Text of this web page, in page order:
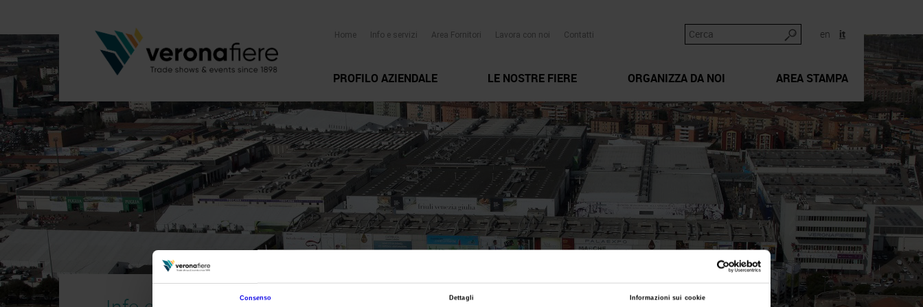
Consenso Dettagli Informazioni sui cookie
en it
Home Info e servizi Area Fornitori Lavora con noi Contatti
PROFILO AZIENDALE LE NOSTRE FIERE ORGANIZZA DA NOI AREA STAMPA